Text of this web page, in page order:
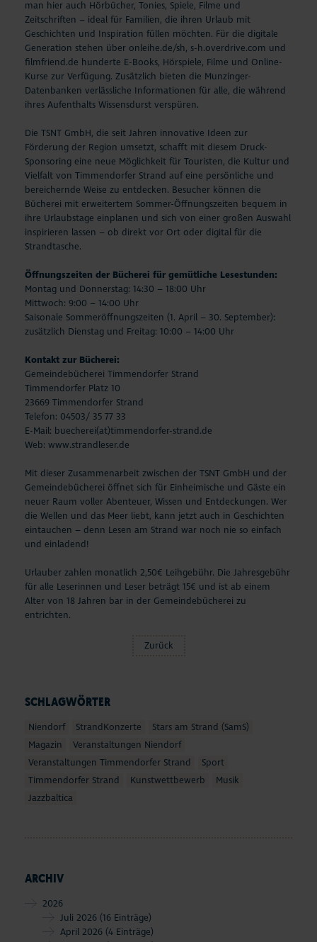
SCHLAGWÖRTER
Niendorf StrandKonzerte
Stars am Strand (SamS)
Magazin
Veranstaltungen Niendorf
Veranstaltungen Timmendorfer Strand
Sport
Timmendorfer Strand
Kunstwettbewerb
Musik
Jazzbaltica
ARCHIV
2026
Juli 2026 (16 Einträge)
April 2026 (4 Einträge)
man hier auch Hörbücher, Tonies, Spiele, Filme und
Zeitschriften – ideal für Familien, die ihren Urlaub mit
Geschichten und Inspiration füllen möchten. Für die digitale
Generation stehen über onleihe.de/sh, s-h.overdrive.com und
filmfriend.de hunderte E-Books, Hörspiele, Filme und Online-
Kurse zur Verfügung. Zusätzlich bieten die Munzinger-
Datenbanken verlässliche Informationen für alle, die während
ihres Aufenthalts Wissensdurst verspüren.
Die TSNT GmbH, die seit Jahren innovative Ideen zur
Förderung der Region umsetzt, schafft mit diesem Druck-
Sponsoring eine neue Möglichkeit für Touristen, die Kultur und
Vielfalt von Timmendorfer Strand auf eine persönliche und
bereichernde Weise zu entdecken. Besucher können die
Bücherei mit erweitertem Sommer-Öffnungszeiten bequem in
ihre Urlaubstage einplanen und sich von einer großen Auswahl
inspirieren lassen – ob direkt vor Ort oder digital für die
Strandtasche.
Öffnungszeiten der Bücherei für gemütliche Lesestunden:
Montag und Donnerstag: 14:30 – 18:00 Uhr
Mittwoch: 9:00 – 14:00 Uhr
Saisonale Sommeröffnungszeiten (1. April – 30. September):
zusätzlich Dienstag und Freitag: 10:00 – 14:00 Uhr
Kontakt zur Bücherei:
Gemeindebücherei Timmendorfer Strand
Timmendorfer Platz 10
23669 Timmendorfer Strand
Telefon: 04503/ 35 77 33
E-Mail: buecherei(at)timmendorfer-strand.de
Web: www.strandleser.de
Mit dieser Zusammenarbeit zwischen der TSNT GmbH und der
Gemeindebücherei öffnet sich für Einheimische und Gäste ein
neuer Raum voller Abenteuer, Wissen und Entdeckungen. Wer
die Wellen und das Meer liebt, kann jetzt auch in Geschichten
eintauchen – denn Lesen am Strand war noch nie so einfach
und einladend!
Urlauber zahlen monatlich 2,50€ Leihgebühr. Die Jahresgebühr
für alle Leserinnen und Leser beträgt 15€ und ist ab einem
Alter von 18 Jahren bar in der Gemeindebücherei zu
entrichten.
Zurück